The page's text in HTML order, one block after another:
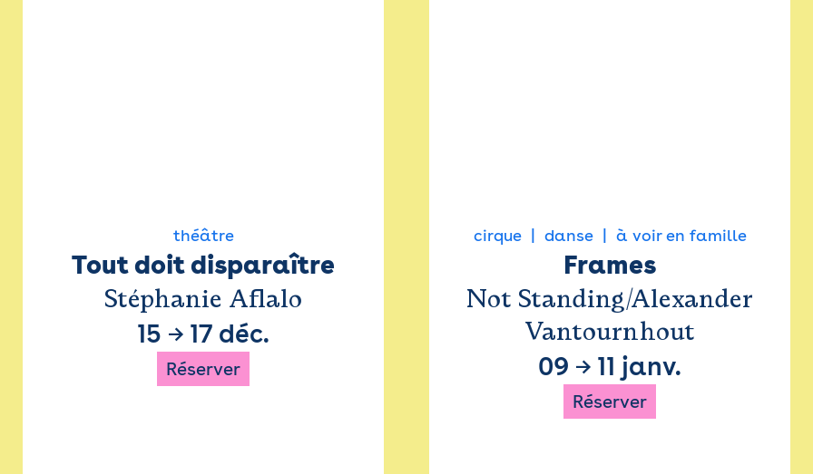
théâtre
Tout doit disparaître
Stéphanie Aflalo
15 → 17 déc.
Réserver
cirque danse à voir en famille
Frames
Not Standing/Alexander
Vantournhout
09 → 11 janv.
Réserver